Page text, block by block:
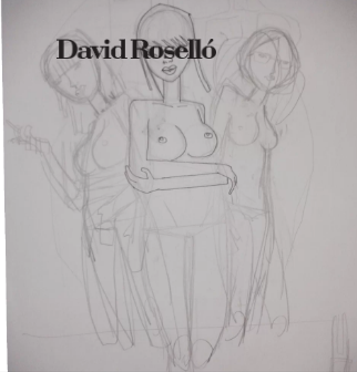
ILUSTRACIÓN